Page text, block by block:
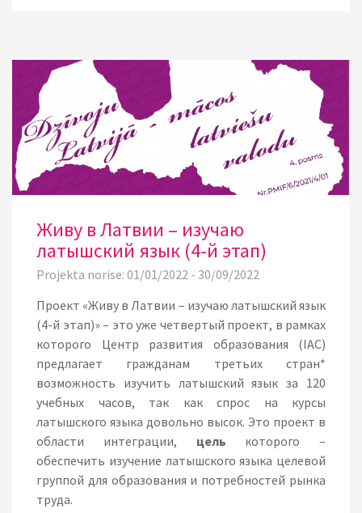
Живу в Латвии – изучаю
латышский язык (4-й этап)
Projekta norise: 01/01/2022 - 30/09/2022
Проект «Живу в Латвии – изучаю латышский язык
(4-й этап)» – это уже четвертый проект, в рамках
которого Центр развития образования (IAC)
предлагает гражданам третьих стран*
возможность изучить латышский язык за 120
учебных часов, так как спрос на курсы
латышского языка довольно высок. Это проект в
области интеграции, цель которого –
обеспечить изучение латышского языка целевой
группой для образования и потребностей рынка
труда.